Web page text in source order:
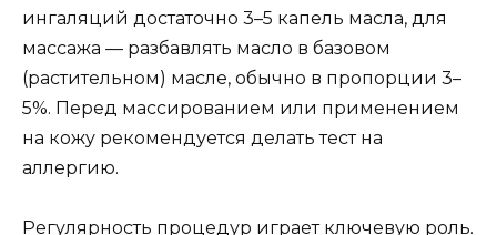
ингаляций достаточно 3–5 капель масла, для
массажа — разбавлять масло в базовом
(растительном) масле, обычно в пропорции 3–
5%. Перед массированием или применением
на кожу рекомендуется делать тест на
аллергию.
Регулярность процедур играет ключевую роль.